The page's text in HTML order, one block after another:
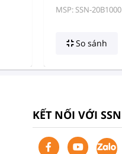
MSP: SSN-20B1000
So sánh
KẾT NỐI VỚI SSN